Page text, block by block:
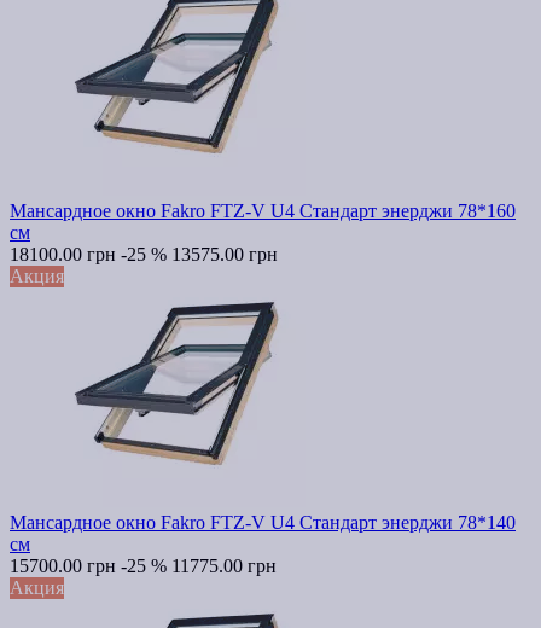
Мансардное окно Fakro FTZ-V U4 Стандарт энерджи 78*160
см
18100.00 грн -25 % 13575.00 грн
Акция
Мансардное окно Fakro FTZ-V U4 Стандарт энерджи 78*140
см
15700.00 грн -25 % 11775.00 грн
Акция